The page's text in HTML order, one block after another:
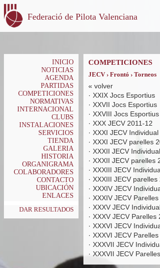
Federació de Pilota Valenciana
INICIO
NOTICIAS
AGENDA
PARTIDAS
COMPETICIONES
NORMATIVAS
INTERNACIONAL
CLUBS
INSTALACIONES
SERVICIOS
TIENDA
GALERIA
HISTORIA
ORGANIGRAMA
COLABORADORES
CONTACTO
UBICACIÓN
ENLACES
DAR RESULTADOS
COMPETICIONES
JECV › Frontó › Torneos
« volver
· XXIX Jocs Esportius
· XXVII Jocs Esportius
· XXVIII Jocs Esportius
· XXX JECV 2011-12
· XXXI JECV
· XXXI JECV parelles
· XXXII JECV
· XXXII JECV parelles
· XXXIII JECV
· XXXIII JECV parelles
· XXXIV JECV
· XXXIV JECV
· XXXV JECV
· XXXV JECV Parelles
· XXXVI JECV
· XXXVI JECV
· XXXVII JECV
· XXXVII JECV